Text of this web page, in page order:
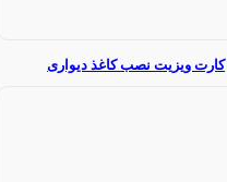
کارت ویزیت نصب کاغذ دیواری